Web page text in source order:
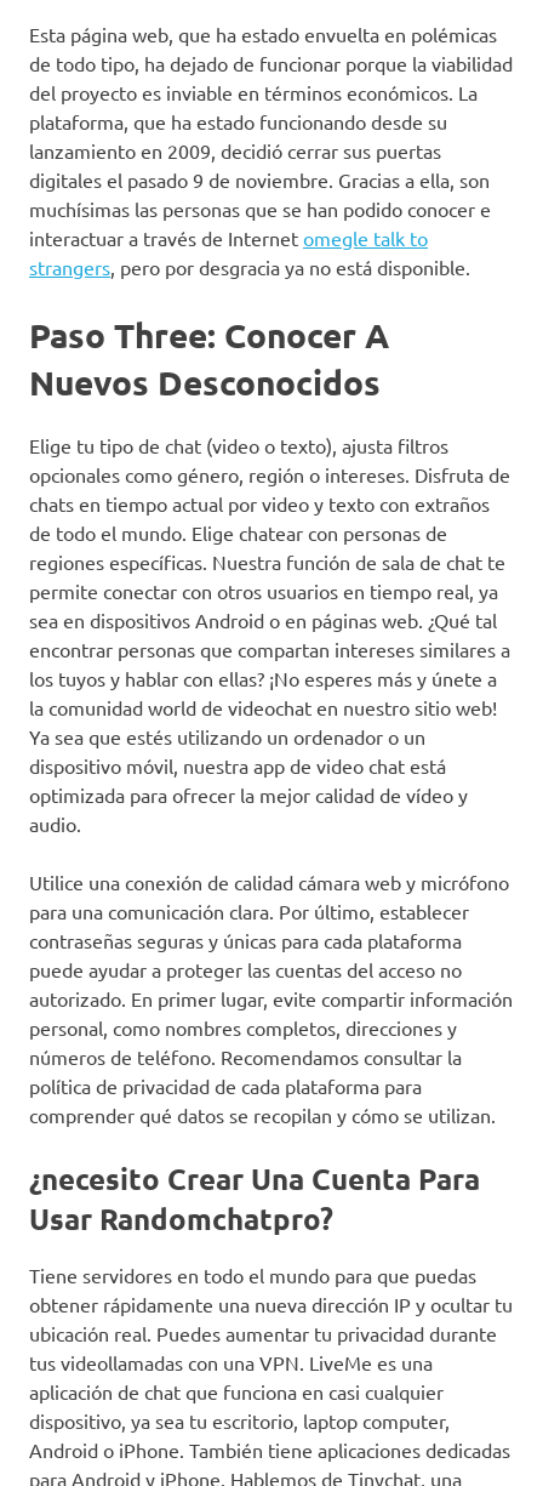
Esta página web, que ha estado envuelta en polémicas
de todo tipo, ha dejado de funcionar porque la viabilidad
del proyecto es inviable en términos económicos. La
plataforma, que ha estado funcionando desde su
lanzamiento en 2009, decidió cerrar sus puertas
digitales el pasado 9 de noviembre. Gracias a ella, son
muchísimas las personas que se han podido conocer e
interactuar a través de Internet omegle talk to
strangers, pero por desgracia ya no está disponible.
Paso Three: Conocer A
Nuevos Desconocidos
Elige tu tipo de chat (video o texto), ajusta filtros
opcionales como género, región o intereses. Disfruta de
chats en tiempo actual por video y texto con extraños
de todo el mundo. Elige chatear con personas de
regiones específicas. Nuestra función de sala de chat te
permite conectar con otros usuarios en tiempo real, ya
sea en dispositivos Android o en páginas web. ¿Qué tal
encontrar personas que compartan intereses similares a
los tuyos y hablar con ellas? ¡No esperes más y únete a
la comunidad world de videochat en nuestro sitio web!
Ya sea que estés utilizando un ordenador o un
dispositivo móvil, nuestra app de video chat está
optimizada para ofrecer la mejor calidad de vídeo y
audio.
Utilice una conexión de calidad cámara web y micrófono
para una comunicación clara. Por último, establecer
contraseñas seguras y únicas para cada plataforma
puede ayudar a proteger las cuentas del acceso no
autorizado. En primer lugar, evite compartir información
personal, como nombres completos, direcciones y
números de teléfono. Recomendamos consultar la
política de privacidad de cada plataforma para
comprender qué datos se recopilan y cómo se utilizan.
¿necesito Crear Una Cuenta Para
Usar Randomchatpro?
Tiene servidores en todo el mundo para que puedas
obtener rápidamente una nueva dirección IP y ocultar tu
ubicación real. Puedes aumentar tu privacidad durante
tus videollamadas con una VPN. LiveMe es una
aplicación de chat que funciona en casi cualquier
dispositivo, ya sea tu escritorio, laptop computer,
Android o iPhone. También tiene aplicaciones dedicadas
para Android y iPhone. Hablemos de Tinychat, una